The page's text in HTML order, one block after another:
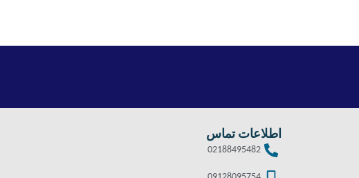
اطلاعات تماس
02188495482